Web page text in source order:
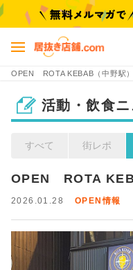
OPEN ROTA KEBAB（中野駅）
活動・飲食ニ
すべて 街レポ
OPEN　ROTA
2026.01.28 OPEN情報